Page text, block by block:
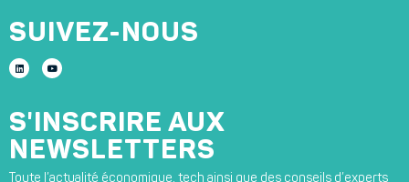
SUIVEZ-NOUS
S'INSCRIRE AUX
NEWSLETTERS
Toute l’actualité économique, tech ainsi que des conseils d’experts